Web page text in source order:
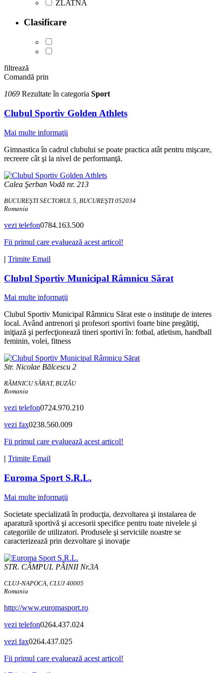
ZLATNA
Clasificare
filtrează
Comandă prin
1069 Rezultate în categoria Sport
Clubul Sportiv Golden Athlets
Mai multe informaţii
Gimnastica în cadrul clubului se poate practica atât pentru mişcare,
recreere cât şi la nivel de performanţă.
Calea Şerban Vodă nr. 213
BUCUREŞTI SECTORUL 5, BUCUREŞTI 052034
Romania
vezi telefon0784.163.500
Fii primul care evaluează acest articol!
| Trimite Email
Clubul Sportiv Municipal Râmnicu Sărat
Mai multe informaţii
Clubul Sportiv Municipal Râmnicu Sărat este o instituţie de interes
local. Având antrenori şi profesori sportivi foarte bine pregătiţi,
iniţiază şi perfecţionează tineri sportivi în: fotbal, atletism, handball
feminin, volei, fitness
Str. Nicolae Bălcescu 2
RÂMNICU SĂRAT, BUZĂU
Romania
vezi telefon0724.970.210
vezi fax0238.560.009
Fii primul care evaluează acest articol!
| Trimite Email
Euroma Sport S.R.L.
Mai multe informaţii
Societate specializată în producţia, dezvoltarea şi instalarea de
aparatură sportivă şi accesorii specifice pentru toate nivelele şi
categoriile de utilizatori. Produsele şi serviciile noastre se
caracterizează prin dezvoltare şi inovaţie
STR. CÂMPUL PÂINII Nr.3A
CLUJ-NAPOCA, CLUJ 40005
Romania
http://www.euromasport.ro
vezi telefon0264.437.024
vezi fax0264.437.025
Fii primul care evaluează acest articol!